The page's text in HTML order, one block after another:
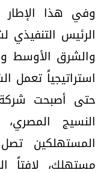
وفي هذا الإطار
الرئيس التنفيذي
والشرق الأوسط
حتى أصبحت شركة
النسيج
مستهلك، لافتاً